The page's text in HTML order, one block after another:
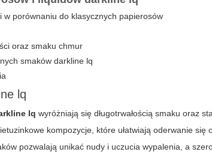
w porównaniu do klasycznych papierosów
oraz smaku chmur
smaków darkline lq
lq
lq wyróżniają się długotrwałością smaku oraz
kompozycje, które ułatwiają oderwanie
pozwalają unikać nudy i uczucia wypalenia, a